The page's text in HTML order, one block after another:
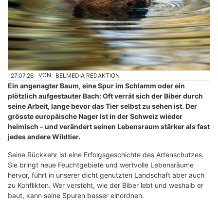
27.07.26 VON BELMEDIA REDAKTION
Ein angenagter Baum, eine Spur im Schlamm oder ein
plötzlich aufgestauter Bach: Oft verrät sich der Biber durch
seine Arbeit, lange bevor das Tier selbst zu sehen ist. Der
grösste europäische Nager ist in der Schweiz wieder
heimisch – und verändert seinen Lebensraum stärker als fast
jedes andere Wildtier.
Seine Rückkehr ist eine Erfolgsgeschichte des Artenschutzes.
Sie bringt neue Feuchtgebiete und wertvolle Lebensräume
hervor, führt in unserer dicht genutzten Landschaft aber auch
zu Konflikten. Wer versteht, wie der Biber lebt und weshalb er
baut, kann seine Spuren besser einordnen.